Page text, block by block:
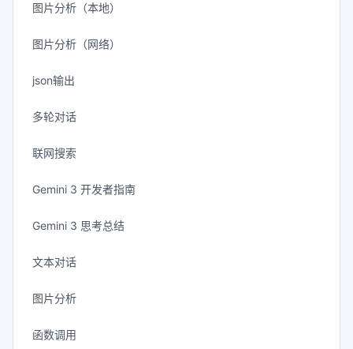
图片分析（本地）
图片分析（网络）
json输出
多轮对话
联网搜索
Gemini 3 开发者指南
Gemini 3 思考总结
文本对话
图片分析
函数调用